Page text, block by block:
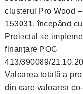
clusterul Pro Wood
153031, începând
Proiectul se
finanțare POC
413/390089/
Valoarea totală a
din care valoarea co-